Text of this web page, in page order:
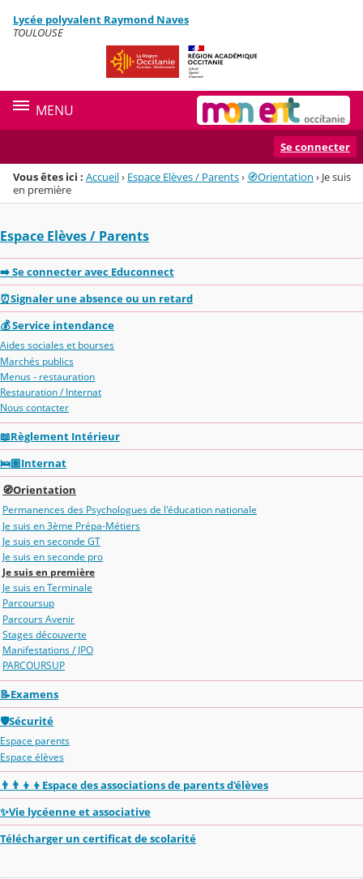
Menu de la rubrique
Contenu
Lycée polyvalent Raymond Naves
TOULOUSE
MENU
Se connecter
Vous êtes ici : Accueil› Espace Elèves / Parents› 🧭Orientation › Je suis
en première
Espace Elèves / Parents
➡️ Se connecter avec Educonnect
⏰Signaler une absence ou un retard
💰 Service intendance
Aides sociales et bourses
Marchés publics
Menus - restauration
Restauration / Internat
Nous contacter
📖Règlement Intérieur
🛌🏽Internat
🧭Orientation
Permanences des Psychologues de l'éducation nationale
Je suis en 3ème Prépa-Métiers
Je suis en seconde GT
Je suis en seconde pro
Je suis en première
Je suis en Terminale
Parcoursup
Parcours Avenir
Stages découverte
Manifestations / JPO
PARCOURSUP
📝Examens
🛡️Sécurité
Espace parents
Espace élèves
👨‍👨‍👦‍👦Espace des associations de parents d'élèves
✨Vie lycéenne et associative
Télécharger un certificat de scolarité